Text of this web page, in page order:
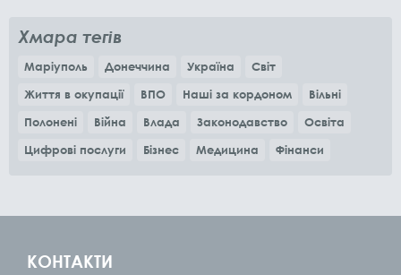
Хмара тегів
Маріуполь Донеччина Україна
Світ
Життя в окупації
ВПО Наші за кордоном
Вільні
Полонені
Війна Влада Законодавство
Освіта
Цифрові послуги
Бізнес Медицина Фінанси
КОНТАКТИ